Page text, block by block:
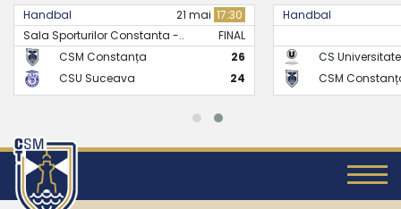
Handbal 21 mai 17:30
Sala Sporturilor Constanta -..
FINAL
CSM Constanța
26
CSU Suceava
24
Handbal
CS
CSM